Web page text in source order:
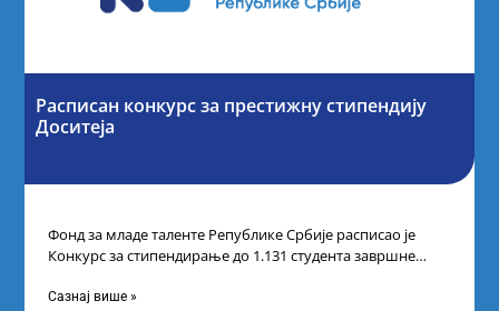
Расписан конкурс за престижну стипендију
Доситеја
Фонд за младе таленте Републике Србије расписао је
Конкурс за стипендирање до 1.131 студента завршне
Сазнај више »